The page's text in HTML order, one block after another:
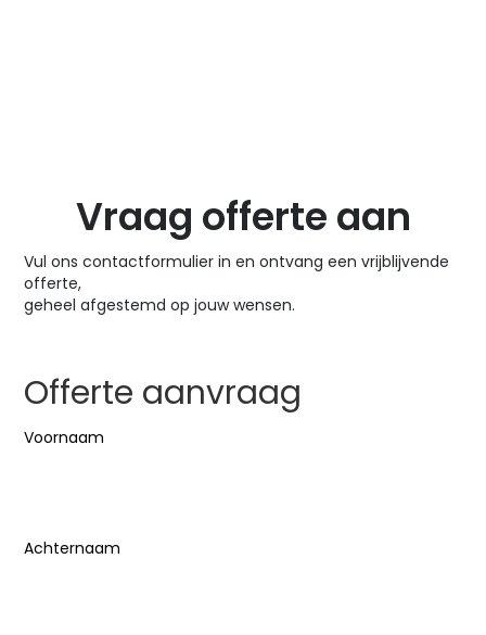
Vraag offerte aan
Vul ons contactformulier in en ontvang een vrijblijvende
offerte,
geheel afgestemd op jouw wensen.
Offerte aanvraag
Naam(Vereist)
Voornaam
Achternaam